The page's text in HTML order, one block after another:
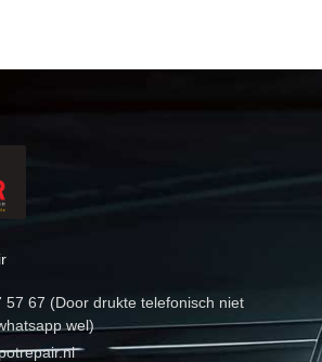
57 67 (Door drukte telefonisch niet
wel)